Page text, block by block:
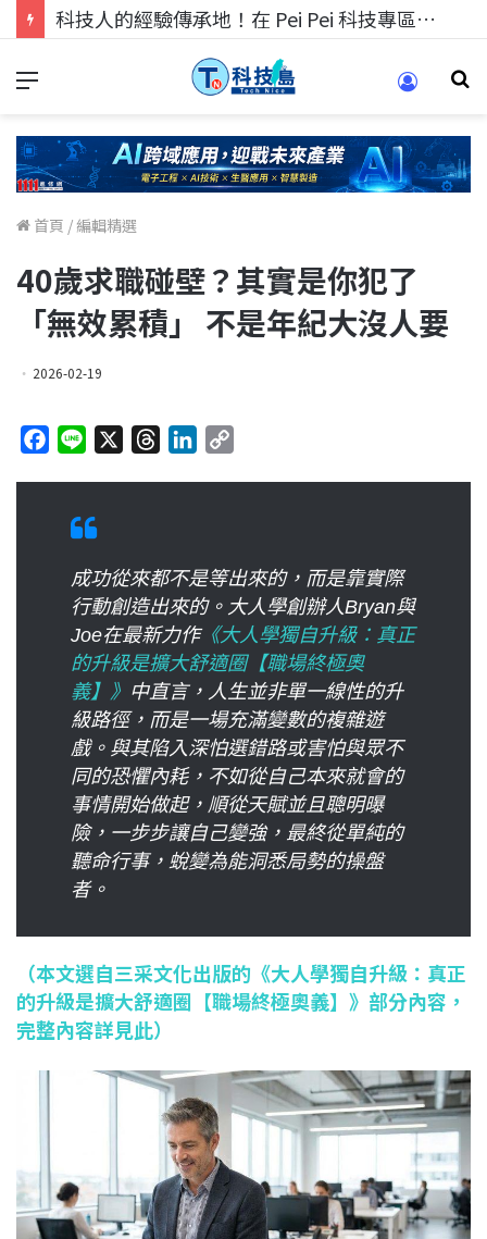
科技人找工作，就到TECH+ 科技專區!
首頁 / 編輯精選
40歲求職碰壁？其實是你犯了
「無效累積」 不是年紀大沒人要
2026-02-19
e
d
s
d
I
n
i
n
k
成功從來都不是等出來的，而是靠實際
行動創造出來的。大人學創辦人Bryan與
Joe在最新力作《大人學獨自升級：真正
的升級是擴大舒適圈【職場終極奧
義】》 中直言，人生並非單一線性的升
級路徑，而是一場充滿變數的複雜遊
戲。與其陷入深怕選錯路或害怕與眾不
同的恐懼內耗，不如從自己本來就會的
事情開始做起，順從天賦並且聰明曝
險，一步步讓自己變強，最終從單純的
聽命行事，蛻變為能洞悉局勢的操盤
者。
（本文選自三采文化出版的《大人學獨自升級：真正
的升級是擴大舒適圈【職場終極奧義】》部分內容，
完整內容詳見此）